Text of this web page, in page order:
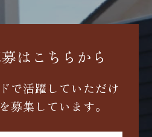
はこちらから
で活躍していただけ
募集しています。